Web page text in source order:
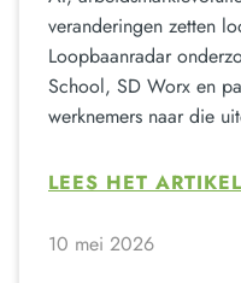
veranderingen zetten
Loopbaanradar
School, SD Worx en
werknemers naar die
LEES HET ARTIKEL
10 mei 2026